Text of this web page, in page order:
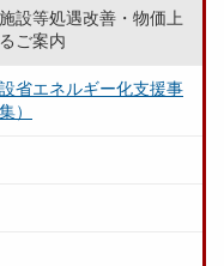
設等処遇改善・物価上
ご案内
省エネルギー化支援事
）